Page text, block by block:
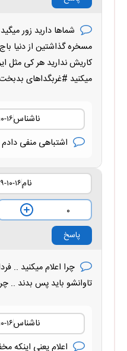
شماها دارید زور
مسخره گذاشتین از دنیا
کاریش ندارید هر کی مثل
میکنید #غربگداهای
ناشناس۱۳۹۹-
اشتباهی منفی دادم
نام۱۳۹۹-۱۰-۱۶
۰
پاسخ
چرا اعلام میکنید ..
تاوانشو باید پس بدند ..
ناشناس۱۳۹۹-
اعلام یعنی اینکه